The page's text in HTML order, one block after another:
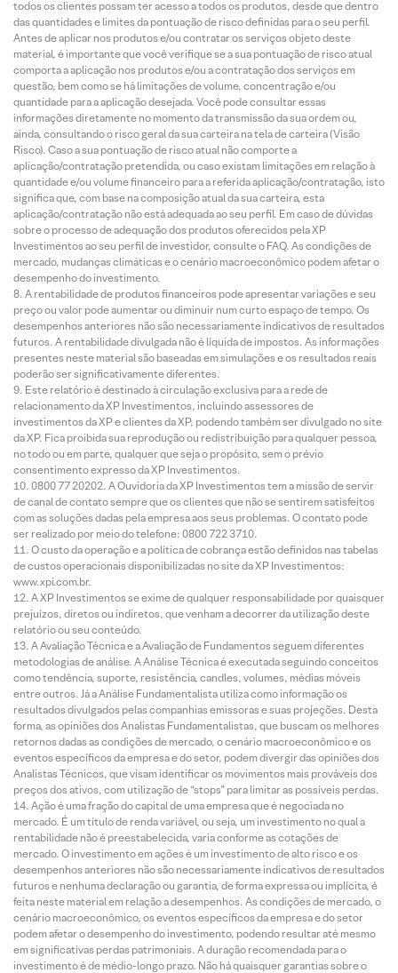
todos os clientes possam ter acesso a todos os produtos, desde que dentro
das quantidades e limites da pontuação de risco definidas para o seu perfil.
Antes de aplicar nos produtos e/ou contratar os serviços objeto deste
material, é importante que você verifique se a sua pontuação de risco atual
comporta a aplicação nos produtos e/ou a contratação dos serviços em
questão, bem como se há limitações de volume, concentração e/ou
quantidade para a aplicação desejada. Você pode consultar essas
informações diretamente no momento da transmissão da sua ordem ou,
ainda, consultando o risco geral da sua carteira na tela de carteira (Visão
Risco). Caso a sua pontuação de risco atual não comporte a
aplicação/contratação pretendida, ou caso existam limitações em relação à
quantidade e/ou volume financeiro para a referida aplicação/contratação, isto
significa que, com base na composição atual da sua carteira, esta
aplicação/contratação não está adequada ao seu perfil. Em caso de dúvidas
sobre o processo de adequação dos produtos oferecidos pela XP
Investimentos ao seu perfil de investidor, consulte o FAQ. As condições de
mercado, mudanças climáticas e o cenário macroeconômico podem afetar o
desempenho do investimento.
A rentabilidade de produtos financeiros pode apresentar variações e seu
preço ou valor pode aumentar ou diminuir num curto espaço de tempo. Os
desempenhos anteriores não são necessariamente indicativos de resultados
futuros. A rentabilidade divulgada não é líquida de impostos. As informações
presentes neste material são baseadas em simulações e os resultados reais
poderão ser significativamente diferentes.
Este relatório é destinado à circulação exclusiva para a rede de
relacionamento da XP Investimentos, incluindo assessores de
investimentos da XP e clientes da XP, podendo também ser divulgado no site
da XP. Fica proibida sua reprodução ou redistribuição para qualquer pessoa,
no todo ou em parte, qualquer que seja o propósito, sem o prévio
consentimento expresso da XP Investimentos.
0800 77 20202. A Ouvidoria da XP Investimentos tem a missão de servir
de canal de contato sempre que os clientes que não se sentirem satisfeitos
com as soluções dadas pela empresa aos seus problemas. O contato pode
ser realizado por meio do telefone: 0800 722 3710.
O custo da operação e a política de cobrança estão definidos nas tabelas
de custos operacionais disponibilizadas no site da XP Investimentos:
www.xpi.com.br.
A XP Investimentos se exime de qualquer responsabilidade por quaisquer
prejuízos, diretos ou indiretos, que venham a decorrer da utilização deste
relatório ou seu conteúdo.
A Avaliação Técnica e a Avaliação de Fundamentos seguem diferentes
metodologias de análise. A Análise Técnica é executada seguindo conceitos
como tendência, suporte, resistência, candles, volumes, médias móveis
entre outros. Já a Análise Fundamentalista utiliza como informação os
resultados divulgados pelas companhias emissoras e suas projeções. Desta
forma, as opiniões dos Analistas Fundamentalistas, que buscam os melhores
retornos dadas as condições de mercado, o cenário macroeconômico e os
eventos específicos da empresa e do setor, podem divergir das opiniões dos
Analistas Técnicos, que visam identificar os movimentos mais prováveis dos
preços dos ativos, com utilização de “stops” para limitar as possíveis perdas.
Ação é uma fração do capital de uma empresa que é negociada no
mercado. É um título de renda variável, ou seja, um investimento no qual a
rentabilidade não é preestabelecida, varia conforme as cotações de
mercado. O investimento em ações é um investimento de alto risco e os
desempenhos anteriores não são necessariamente indicativos de resultados
futuros e nenhuma declaração ou garantia, de forma expressa ou implícita, é
feita neste material em relação a desempenhos. As condições de mercado, o
cenário macroeconômico, os eventos específicos da empresa e do setor
podem afetar o desempenho do investimento, podendo resultar até mesmo
em significativas perdas patrimoniais. A duração recomendada para o
investimento é de médio-longo prazo. Não há quaisquer garantias sobre o